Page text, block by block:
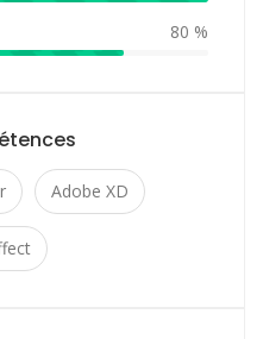
80 %
Adobe XD